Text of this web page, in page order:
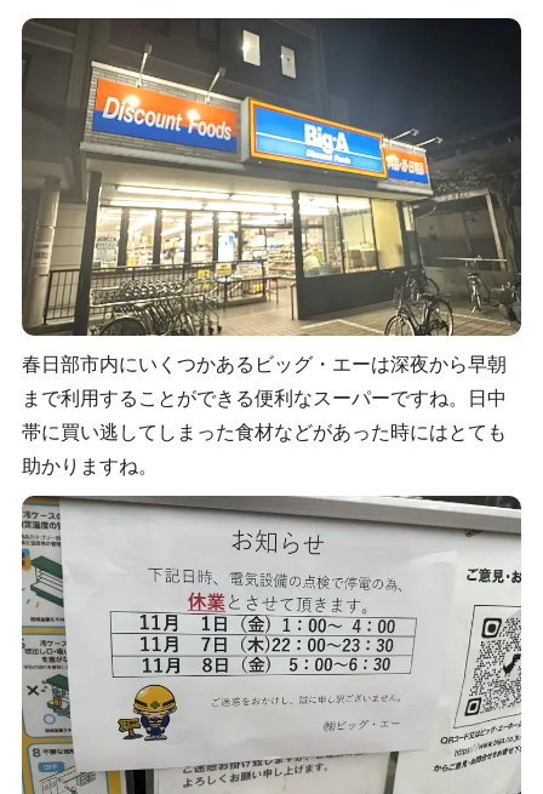
春日部市内にいくつかあるビッグ・エーは深夜から早朝
まで利用することができる便利なスーパーですね。日中
帯に買い逃してしまった食材などがあった時にはとても
助かりますね。